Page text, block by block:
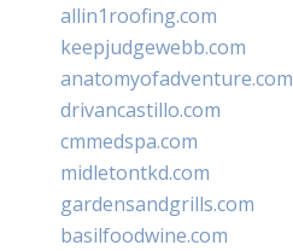
allin1roofing.com
keepjudgewebb.com
anatomyofadventure.com
drivancastillo.com
cmmedspa.com
midletontkd.com
gardensandgrills.com
basilfoodwine.com